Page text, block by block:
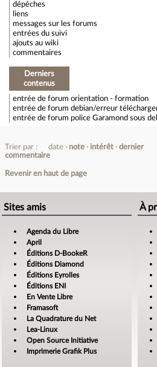
dépêches
liens
messages sur les forums
entrées du suivi
ajouts au wiki
commentaires
Derniers
contenus
entrée de forum orientation - formation
entrée de forum debian/erreur
entrée de forum police Garamond sous
Trier par : date note intérêt
dernier
commentaire
Revenir en haut de page
Sites amis
Agenda du Libre
April
Éditions D-BookeR
Éditions Diamond
Éditions Eyrolles
Éditions ENI
En Vente Libre
Framasoft
La Quadrature du Net
Lea-Linux
Open Source Initiative
Imprimerie Grafik Plus
À